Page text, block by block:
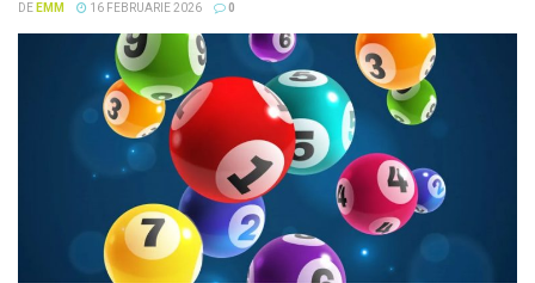
DE EMM 16 FEBRUARIE 2026 0